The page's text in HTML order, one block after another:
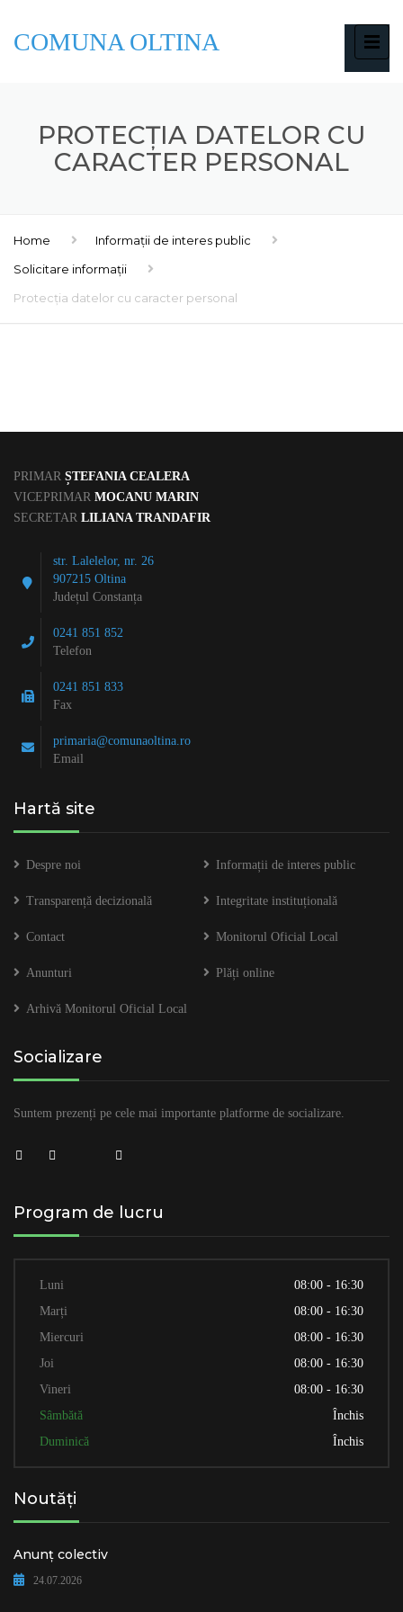
COMUNA OLTINA
PROTECȚIA DATELOR CU
CARACTER PERSONAL
Home
Informații de interes public
Solicitare informații
Protecția datelor cu caracter personal
PRIMAR ȘTEFANIA CEALERA
VICEPRIMAR MOCANU MARIN
SECRETAR LILIANA TRANDAFIR
str. Lalelelor, nr. 26
907215 Oltina
Județul Constanța
0241 851 852
Telefon
0241 851 833
Fax
primaria@comunaoltina.ro
Email
Hartă site
Despre noi Informații de interes public
Transparență decizională Integritate instituțională
Contact Monitorul Oficial Local
Anunturi Plăți online
Arhivă Monitorul Oficial Local
Socializare
Suntem prezenți pe cele mai importante platforme de socializare.
Program de lucru
Luni
08:00 - 16:30
Marți
08:00 - 16:30
Miercuri
08:00 - 16:30
Joi
08:00 - 16:30
Vineri
08:00 - 16:30
Sâmbătă
Închis
Duminică
Închis
Noutăți
Anunț colectiv
24.07.2026